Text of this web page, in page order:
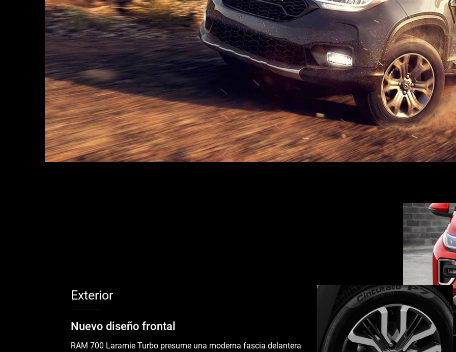
Exterior
Nuevo diseño frontal
RAM 700 Laramie Turbo presume una moderna fascia delantera
Iluminación full led
RAM 700 Laramie Turbo, integra un